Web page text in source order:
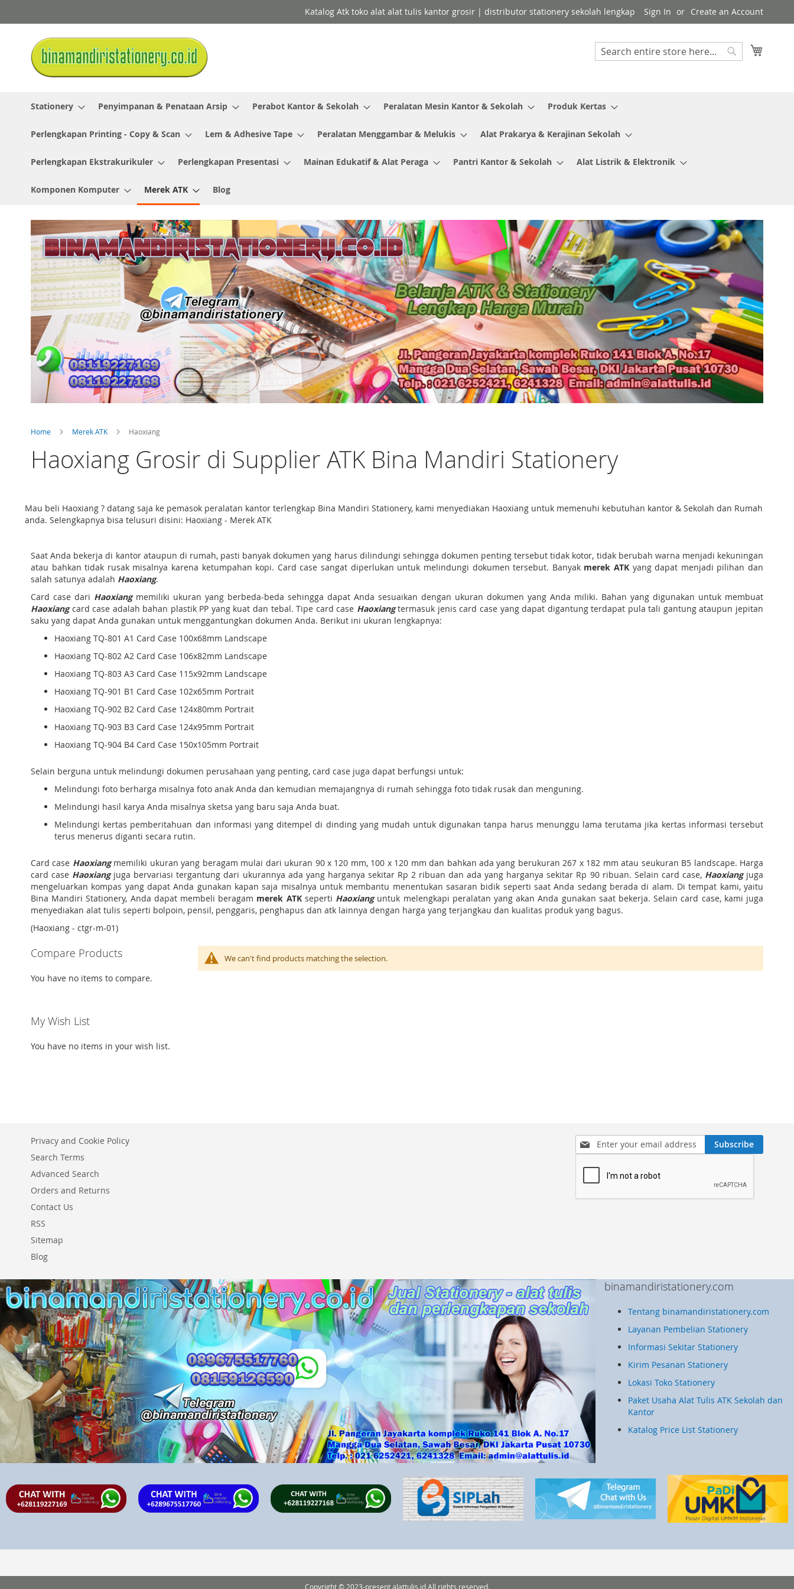
to
Content
Katalog Atk toko alat alat tulis kantor grosir | distributor stationery sekolah lengkap Sign In Create an Account
Search
Stationery Penyimpanan & Penataan Arsip Perabot Kantor & Sekolah Peralatan Mesin Kantor & Sekolah Produk Kertas
Perlengkapan Printing - Copy & Scan Lem & Adhesive Tape Peralatan Menggambar & Melukis Alat Prakarya & Kerajinan Sekolah
Perlengkapan Ekstrakurikuler Perlengkapan Presentasi Mainan Edukatif & Alat Peraga Pantri Kantor & Sekolah Alat Listrik & Elektronik
Komponen Komputer Merek ATK Blog
Home Merek ATK Haoxiang
Haoxiang Grosir di Supplier ATK Bina Mandiri Stationery
Mau beli Haoxiang ? datang saja ke pemasok peralatan kantor terlengkap Bina Mandiri Stationery, kami menyediakan Haoxiang untuk memenuhi kebutuhan kantor & Sekolah dan Rumah
anda. Selengkapnya bisa telusuri disini: Haoxiang - Merek ATK
Saat Anda bekerja di kantor ataupun di rumah, pasti banyak dokumen yang harus dilindungi sehingga dokumen penting tersebut tidak kotor, tidak berubah warna menjadi kekuningan
atau bahkan tidak rusak misalnya karena ketumpahan kopi. Card case sangat diperlukan untuk melindungi dokumen tersebut. Banyak merek ATK yang dapat menjadi pilihan dan
salah satunya adalah Haoxiang.
Card case dari Haoxiangmemiliki ukuran yang berbeda-beda sehingga dapat Anda sesuaikan dengan ukuran dokumen yang Anda miliki. Bahan yang digunakan untuk membuat
Haoxiangcard case adalah bahan plastik PP yang kuat dan tebal. Tipe card case Haoxiangtermasuk jenis card case yang dapat digantung terdapat pula tali gantung ataupun jepitan
saku yang dapat Anda gunakan untuk menggantungkan dokumen Anda. Berikut ini ukuran lengkapnya:
Haoxiang TQ-801 A1 Card Case 100x68mm Landscape
Haoxiang TQ-802 A2 Card Case 106x82mm Landscape
Haoxiang TQ-803 A3 Card Case 115x92mm Landscape
Haoxiang TQ-901 B1 Card Case 102x65mm Portrait
Haoxiang TQ-902 B2 Card Case 124x80mm Portrait
Haoxiang TQ-903 B3 Card Case 124x95mm Portrait
Haoxiang TQ-904 B4 Card Case 150x105mm Portrait
Selain berguna untuk melindungi dokumen perusahaan yang penting, card case juga dapat berfungsi untuk:
Melindungi foto berharga misalnya foto anak Anda dan kemudian memajangnya di rumah sehingga foto tidak rusak dan menguning.
Melindungi hasil karya Anda misalnya sketsa yang baru saja Anda buat.
Melindungi kertas pemberitahuan dan informasi yang ditempel di dinding yang mudah untuk digunakan tanpa harus menunggu lama terutama jika kertas informasi tersebut
terus menerus diganti secara rutin.
Card case Haoxiangmemiliki ukuran yang beragam mulai dari ukuran 90 x 120 mm, 100 x 120 mm dan bahkan ada yang berukuran 267 x 182 mm atau seukuran B5 landscape. Harga
card case Haoxiangjuga bervariasi tergantung dari ukurannya ada yang harganya sekitar Rp 2 ribuan dan ada yang harganya sekitar Rp 90 ribuan. Selain card case, Haoxiangjuga
mengeluarkan kompas yang dapat Anda gunakan kapan saja misalnya untuk membantu menentukan sasaran bidik seperti saat Anda sedang berada di alam. Di tempat kami, yaitu
Bina Mandiri Stationery, Anda dapat membeli beragam merek ATK seperti Haoxianguntuk melengkapi peralatan yang akan Anda gunakan saat bekerja. Selain card case, kami juga
menyediakan alat tulis seperti bolpoin, pensil, penggaris, penghapus dan atk lainnya dengan harga yang terjangkau dan kualitas produk yang bagus.
(Haoxiang - ctgr-m-01)
We can't find products matching the selection.
Compare Products
You have no items to compare.
My Wish List
You have no items in your wish list.
Sign
Up
Newsletter:
Subscribe
Privacy and Cookie Policy
Search Terms
Advanced Search
Orders and Returns
Contact Us
RSS
Sitemap
Blog
binamandiristationery.com
Tentang binamandiristationery.com
Layanan Pembelian Stationery
Informasi Sekitar Stationery
Kirim Pesanan Stationery
Lokasi Toko Stationery
Paket Usaha Alat Tulis ATK Sekolah dan
Kantor
Katalog Price List Stationery
Copyright © 2023-present alattulis.id All rights reserved.